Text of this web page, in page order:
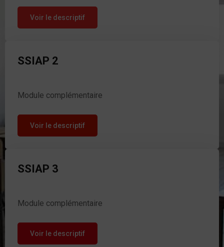
Voir le descriptif
SSIAP 2
Module complémentaire
Voir le descriptif
SSIAP 3
Module complémentaire
Voir le descriptif